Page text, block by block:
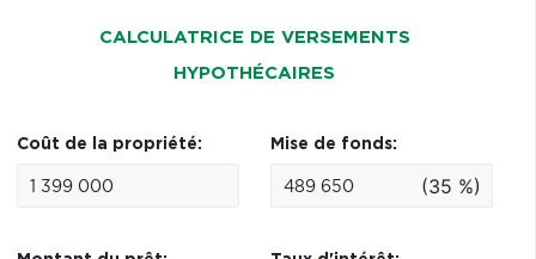
CALCULATRICE DE VERSEMENTS
HYPOTHÉCAIRES
Coût de la propriété: Mise de fonds:
(35 %)